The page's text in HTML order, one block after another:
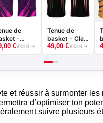
de
-
-
€VOIR →
Tenue de
basket - Claw
- B.EASE
49,00 €VOIR →
et réussir à surmonter
d’optimiser ton
suivre plusieurs